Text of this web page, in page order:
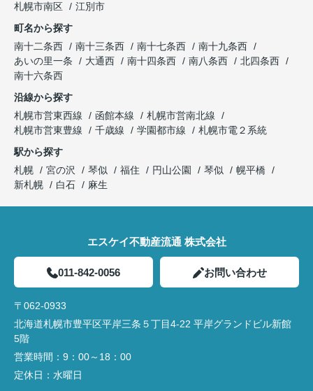
札幌市南区
江別市
町名から探す
南十二条西
南十三条西 南十七条西
南十九条西
あいの里一条
大通西 南十四条西 南八条西
北四条西
南十六条西
沿線から探す
札幌市営東西線
函館本線
札幌市営南北線
札幌市営東豊線
千歳線 学園都市線
札幌市電２系統
駅から探す
札幌
宮の沢 琴似 福住 円山公園 琴似
幌平橋
新札幌
白石 麻生
エスケイ不動産流通 株式会社
011-842-0056 お問い合わせ
〒062-0933
北海道札幌市豊平区平岸三条５丁目4-22 平岸グランドビル新館
5階
営業時間： 9：00～18：00
定休日： 水曜日